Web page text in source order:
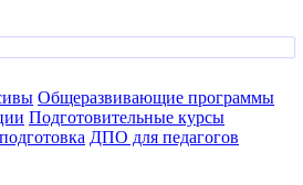
Общеразвивающие программы
Подготовительные курсы
ДПО для педагогов